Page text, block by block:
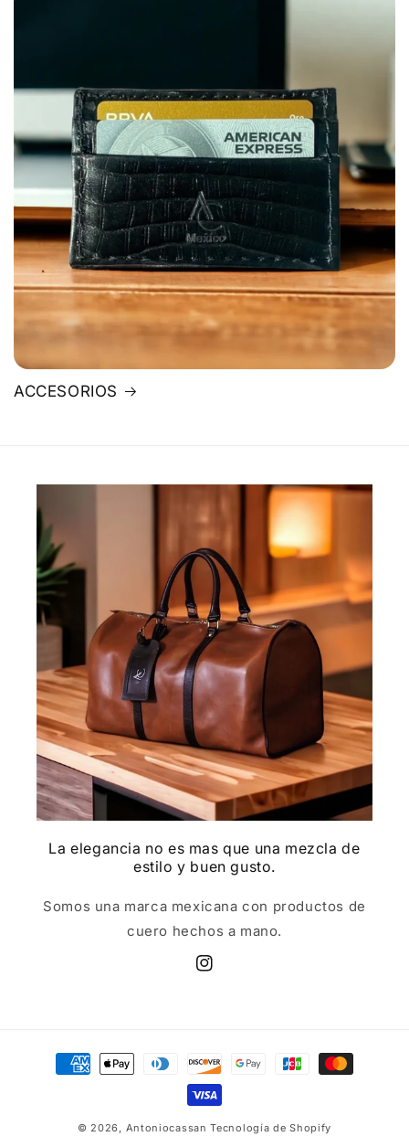
ACCESORIOS
La elegancia no es mas que una mezcla de
estilo y buen gusto.
Somos una marca mexicana con productos de
cuero hechos a mano.
Instagram
Formas
© 2026, Antoniocassan Tecnología de Shopify